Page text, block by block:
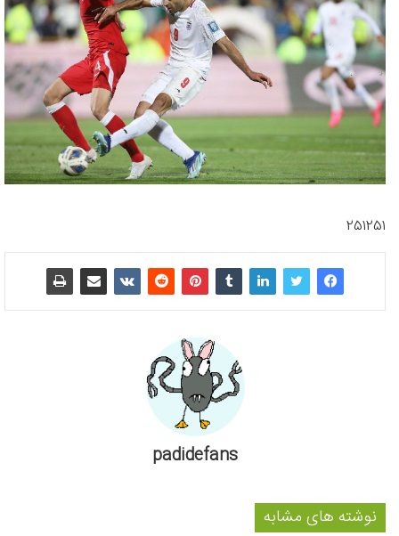
251251
padidefans
نوشته های مشابه